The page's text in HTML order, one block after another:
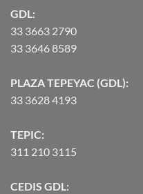
GDL:
33 3663 2790
33 3646 8589
PLAZA TEPEYAC (GDL):
33 3628 4193
TEPIC:
311 210 3115
CEDIS GDL: